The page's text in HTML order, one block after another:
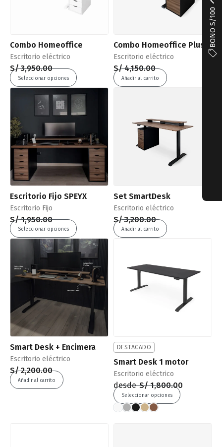
Combo Homeoffice
Escritorio eléctrico
S/3,950.00
Seleccionar opciones
Combo Homeoffice Plus
Escritorio eléctrico
S/4,150.00
Añadir al carrito
Escritorio Fijo SPEYX
Escritorio Fijo
S/1,950.00
Seleccionar opciones
Set SmartDesk
Escritorio eléctrico
S/3,200.00
Añadir al carrito
Smart Desk + Encimera
Escritorio eléctrico
S/2,200.00
Añadir al carrito
DESTACADO
Smart Desk 1 motor
Escritorio eléctrico
desde S/1,800.00
Seleccionar opciones
BONO S/100